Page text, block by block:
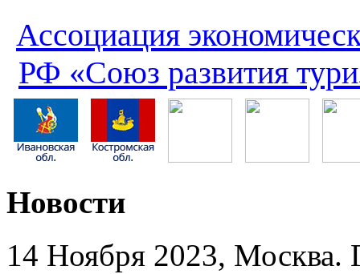
Ассоциация
РФ «Союз развития
Новости
14 Ноября 2023, Москва.